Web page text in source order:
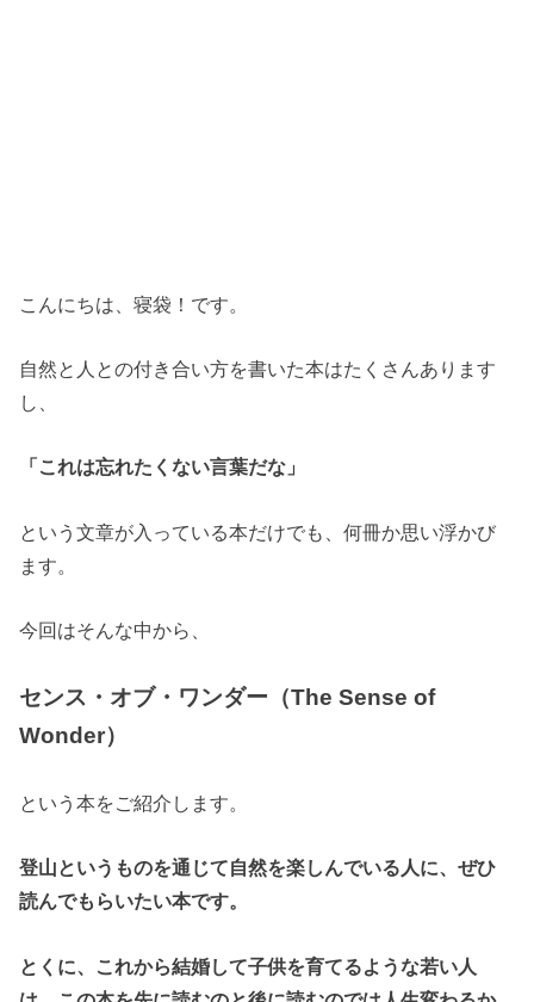
こんにちは、寝袋！です。
自然と人との付き合い方を書いた本はたくさんあります
し、
「これは忘れたくない言葉だな」
という文章が入っている本だけでも、何冊か思い浮かび
ます。
今回はそんな中から、
センス・オブ・ワンダー（The Sense of
Wonder）
という本をご紹介します。
登山というものを通じて自然を楽しんでいる人に、ぜひ
読んでもらいたい本です。
とくに、これから結婚して子供を育てるような若い人